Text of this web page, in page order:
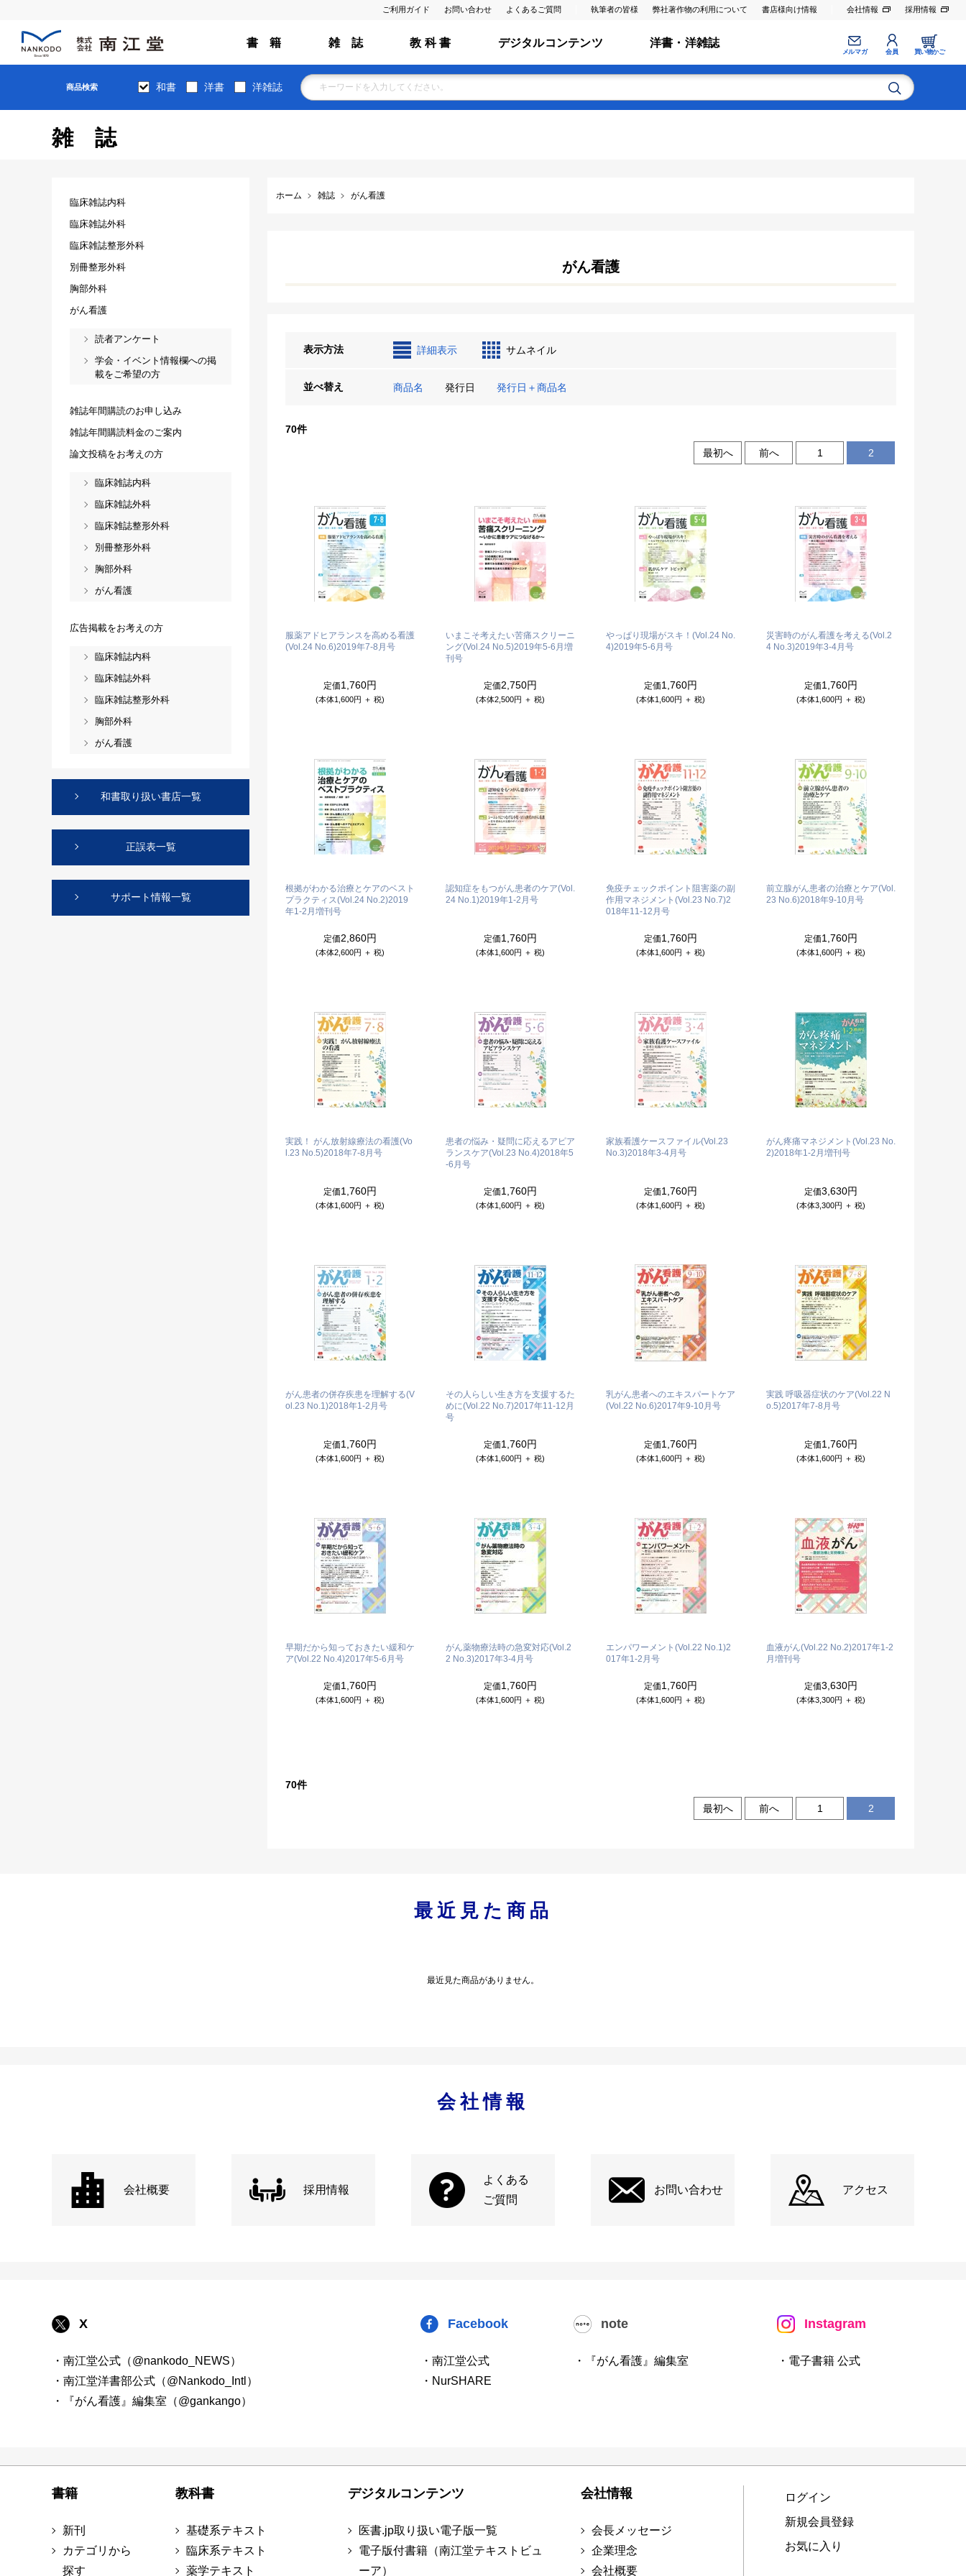
ご利用ガイド お問い合わせ よくあるご質問 執筆者の皆様 弊社著作物の利用について 書店様向け情報 会社情報 採用情報
書 籍 雑 誌 教 科 書 デジタルコンテンツ 洋書・洋雑誌
メルマガ 会員 買い物かご
商品検索 和書 洋書 洋雑誌
雑誌
ホーム 雑誌 がん看護
がん看護
表示方法 詳細表示 サムネイル
並べ替え 商品名 発行日 発行日＋商品名
70件
最初へ 前へ 1 2
服薬アドヒアランスを高める看護
(Vol.24 No.6)2019年7-8月号
定価1,760円
(本体1,600円 ＋ 税)
いまこそ考えたい苦痛スクリーニ
ング(Vol.24 No.5)2019年5-6月増
刊号
定価2,750円
(本体2,500円 ＋ 税)
やっぱり現場がスキ！(Vol.24 No.
4)2019年5-6月号
定価1,760円
(本体1,600円 ＋ 税)
災害時のがん看護を考える(Vol.2
4 No.3)2019年3-4月号
定価1,760円
(本体1,600円 ＋ 税)
根拠がわかる治療とケアのベスト
プラクティス(Vol.24 No.2)2019
年1-2月増刊号
定価2,860円
(本体2,600円 ＋ 税)
認知症をもつがん患者のケア(Vol.
24 No.1)2019年1-2月号
定価1,760円
(本体1,600円 ＋ 税)
免疫チェックポイント阻害薬の副
作用マネジメント(Vol.23 No.7)2
018年11-12月号
定価1,760円
(本体1,600円 ＋ 税)
前立腺がん患者の治療とケア(Vol.
23 No.6)2018年9-10月号
定価1,760円
(本体1,600円 ＋ 税)
実践！ がん放射線療法の看護(Vo
l.23 No.5)2018年7-8月号
定価1,760円
(本体1,600円 ＋ 税)
患者の悩み・疑問に応えるアピア
ランスケア(Vol.23 No.4)2018年5
-6月号
定価1,760円
(本体1,600円 ＋ 税)
家族看護ケースファイル(Vol.23
No.3)2018年3-4月号
定価1,760円
(本体1,600円 ＋ 税)
がん疼痛マネジメント(Vol.23 No.
2)2018年1-2月増刊号
定価3,630円
(本体3,300円 ＋ 税)
がん患者の併存疾患を理解する(V
ol.23 No.1)2018年1-2月号
定価1,760円
(本体1,600円 ＋ 税)
その人らしい生き方を支援するた
めに(Vol.22 No.7)2017年11-12月
号
定価1,760円
(本体1,600円 ＋ 税)
乳がん患者へのエキスパートケア
(Vol.22 No.6)2017年9-10月号
定価1,760円
(本体1,600円 ＋ 税)
実践 呼吸器症状のケア(Vol.22 N
o.5)2017年7-8月号
定価1,760円
(本体1,600円 ＋ 税)
早期だから知っておきたい緩和ケ
ア(Vol.22 No.4)2017年5-6月号
定価1,760円
(本体1,600円 ＋ 税)
がん薬物療法時の急変対応(Vol.2
2 No.3)2017年3-4月号
定価1,760円
(本体1,600円 ＋ 税)
エンパワーメント(Vol.22 No.1)2
017年1-2月号
定価1,760円
(本体1,600円 ＋ 税)
血液がん(Vol.22 No.2)2017年1-2
月増刊号
定価3,630円
(本体3,300円 ＋ 税)
70件
最初へ 前へ 1 2
臨床雑誌内科
臨床雑誌外科
臨床雑誌整形外科
別冊整形外科
胸部外科
がん看護
読者アンケート
学会・イベント情報欄への掲
載をご希望の方
雑誌年間購読のお申し込み
雑誌年間購読料金のご案内
論文投稿をお考えの方
臨床雑誌内科
臨床雑誌外科
臨床雑誌整形外科
別冊整形外科
胸部外科
がん看護
広告掲載をお考えの方
臨床雑誌内科
臨床雑誌外科
臨床雑誌整形外科
胸部外科
がん看護
和書取り扱い書店一覧
正誤表一覧
サポート情報一覧
最近見た商品
最近見た商品がありません。
会社情報
会社概要 採用情報
よくある
ご質問
お問い合わせ アクセス
X
・南江堂公式（@nankodo_NEWS）
・南江堂洋書部公式（@Nankodo_Intl）
・『がん看護』編集室（@gankango）
Facebook
・南江堂公式
・NurSHARE
note
・『がん看護』編集室
Instagram
・電子書籍 公式
書籍
新刊
カテゴリから
探す
教科書
基礎系テキスト
臨床系テキスト
薬学テキスト
デジタルコンテンツ
医書.jp取り扱い電子版一覧
電子版付書籍（南江堂テキストビュ
ーア）
会社情報
会長メッセージ
企業理念
会社概要
ログイン
新規会員登録
お気に入り